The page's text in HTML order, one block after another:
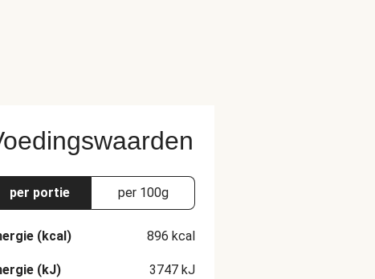
per portie per 100g
(kcal) 896 kcal
(kJ) 3747 kJ